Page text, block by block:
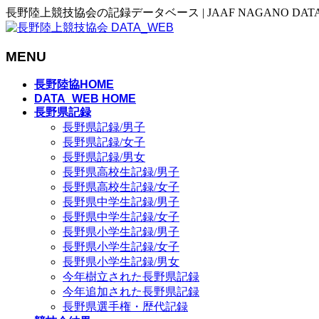
長野陸上競技協会の記録データベース | JAAF NAGANO
MENU
長野陸協HOME
DATA_WEB HOME
長野県記録
長野県記録/男子
長野県記録/女子
長野県記録/男女
長野県高校生記録/男子
長野県高校生記録/女子
長野県中学生記録/男子
長野県中学生記録/女子
長野県小学生記録/男子
長野県小学生記録/女子
長野県小学生記録/男女
今年樹立された長野県記録
今年追加された長野県記録
長野県選手権・歴代記録